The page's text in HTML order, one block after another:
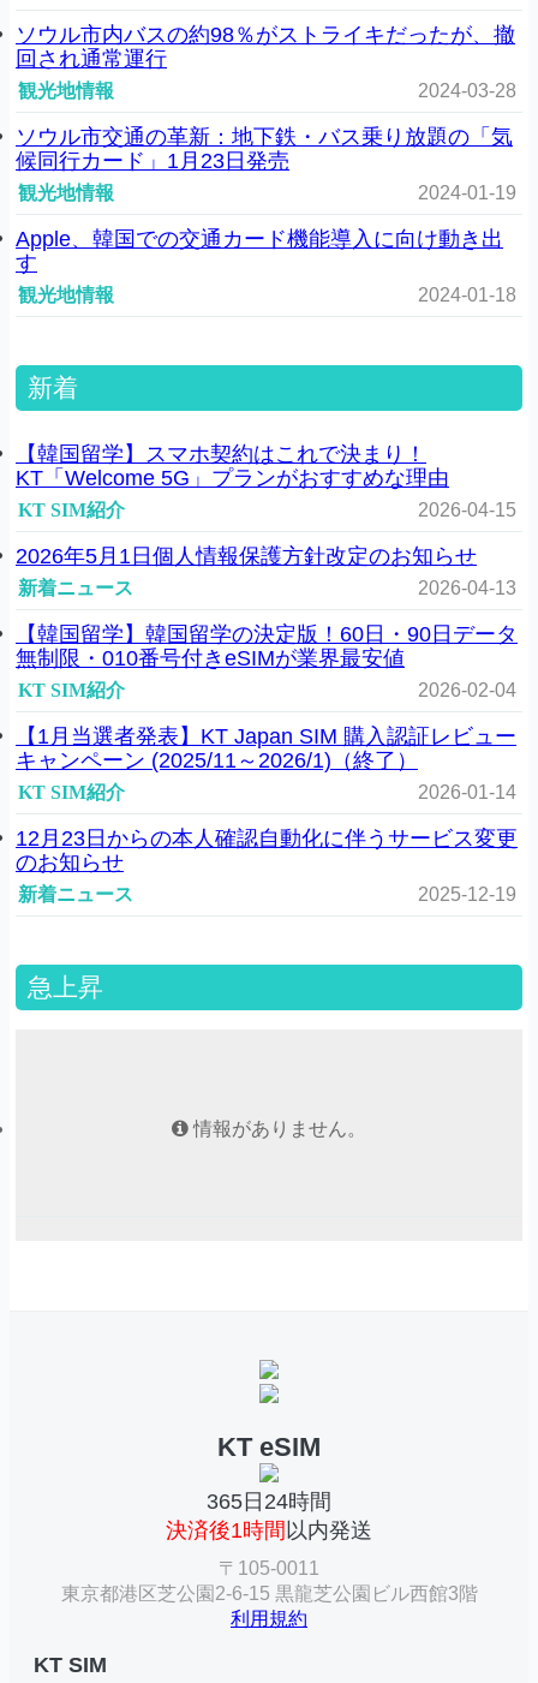
ソウル市内バスの約98％がストライキだったが、撤
回され通常運行
観光地情報 2024-03-28
ソウル市交通の革新：地下鉄・バス乗り放題の「気
候同行カード」1月23日発売
観光地情報 2024-01-19
Apple、韓国での交通カード機能導入に向け動き出
す
観光地情報 2024-01-18
新着
【韓国留学】スマホ契約はこれで決まり！
KT「Welcome 5G」プランがおすすめな理由
KT SIM紹介 2026-04-15
2026年5月1日個人情報保護方針改定のお知らせ
新着ニュース 2026-04-13
【韓国留学】韓国留学の決定版！60日・90日データ
無制限・010番号付きeSIMが業界最安値
KT SIM紹介 2026-02-04
【1月当選者発表】KT Japan SIM 購入認証レビュー
キャンペーン (2025/11～2026/1)（終了）
KT SIM紹介 2026-01-14
12月23日からの本人確認自動化に伴うサービス変更
のお知らせ
新着ニュース 2025-12-19
急上昇
情報がありません。
KT eSIM
365日24時間
決済後1時間 以内発送
〒105-0011
東京都港区芝公園2-6-15 黒龍芝公園ビル西館3階
利用規約
KT SIM